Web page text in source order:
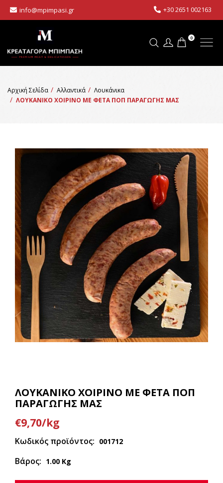
info@mpimpasi.gr +30 2651 002163
0
Αρχική Σελίδα Αλλαντικά
Λουκάνικα
ΛΟΥΚΑΝΙΚΟ ΧΟΙΡΙΝΟ ΜΕ ΦΕΤΑ ΠΟΠ ΠΑΡΑΓΩΓΗΣ ΜΑΣ
ΛΟΥΚΑΝΙΚΟ ΧΟΙΡΙΝΟ ΜΕ ΦΕΤΑ ΠΟΠ
ΠΑΡΑΓΩΓΗΣ ΜΑΣ
€9,70/kg
Κωδικός προϊόντος: 001712
Βάρος: 1.00 Kg